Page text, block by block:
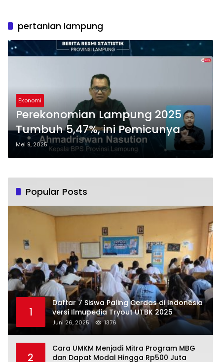
pertanian lampung
Ekonomi
Perekonomian Lampung 2025
Tumbuh 5,47%, ini Pemicunya
Mei 9, 2025
Popular Posts
1
Daftar 7 Siswa Paling Cerdas di Indonesia
versi Ilmupedia Tryout UTBK 2025
Juni 26, 2025 1376
2
Cara UMKM Menjadi Mitra Program MBG
dan Dapat Modal Hingga Rp500 Juta